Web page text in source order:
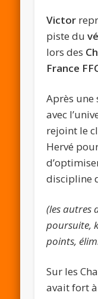
Victor
piste du
lors des
France
Après
avec
rejoint le
Hervé
discipline
(les autres
poursuite,
points,
Sur les
avait fort